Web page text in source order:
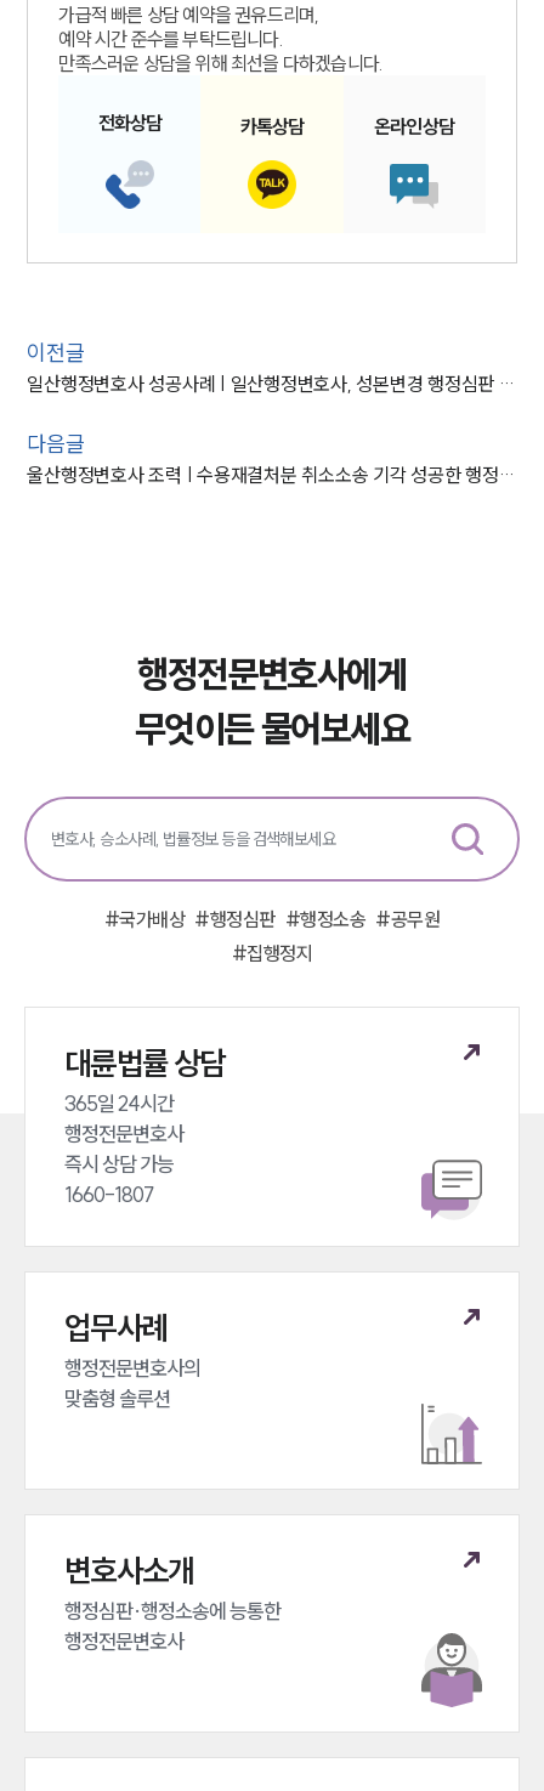
가급적 빠른 상담 예약을 권유드리며,
예약 시간 준수를 부탁드립니다.
만족스러운 상담을 위해 최선을 다하겠습니다.
전화상담 카톡상담 온라인상담
이전글
일산행정변호사 성공사례 | 일산행정변호사, 성본변경 행정심판 청구해 성공
다음글
울산행정변호사 조력 | 수용재결처분 취소소송 기각 성공한 행정변호사
행정전문변호사에게
무엇이든 물어보세요
#국가배상 #행정심판 #행정소송 #공무원
#집행정지
대륜법률 상담
365일 24시간
행정전문변호사
즉시 상담 가능
1660-1807
업무사례
행정전문변호사의
맞춤형 솔루션
변호사소개
행정심판·행정소송에 능통한
행정전문변호사